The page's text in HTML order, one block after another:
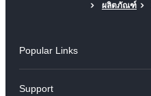
ผลิตภัณฑ์
Popular Links
Support